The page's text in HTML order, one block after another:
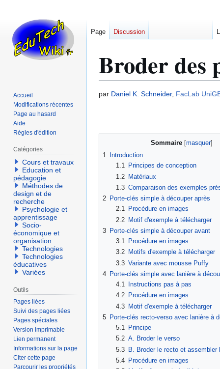
Broder des
Aller
Aller
par Daniel K. Schneider, FacLab
Sommaire
1
Introduction
1.1
Principes de conception
1.2
Matériaux
1.3 Comparaison des exemples
2 Porte-clés simple à découper après
2.1
Procédure en images
2.2
Motif d'exemple à télécharger
3 Porte-clés simple à découper avant
3.1
Procédure en images
3.2
Motifs d'exemple à télécharger
3.3 Variante avec mousse Puffy
4 Porte-clés simple avec lanière à
4.1
Instructions pas à pas
4.2
Procédure en images
4.3 Motif d'exemple à télécharger
5 Porte-clés recto-verso avec lanière à
5.1
Principe
5.2 A. Broder le verso
5.3 B. Broder le recto et assembler
5.4
Procédure en images
Page Discussion
Accueil
Modifications récentes
Page au hasard
Aide
Règles d'édition
Catégories
Cours et travaux
Education et
pédagogie
Méthodes de
design et de
recherche
Psychologie et
apprentissage
Socio-
économique et
organisation
Technologies
Technologies
éducatives
Variées
Outils
Pages liées
Suivi des pages liées
Pages spéciales
Version imprimable
Lien permanent
Informations sur la page
Citer cette page
Parcourir les propriétés